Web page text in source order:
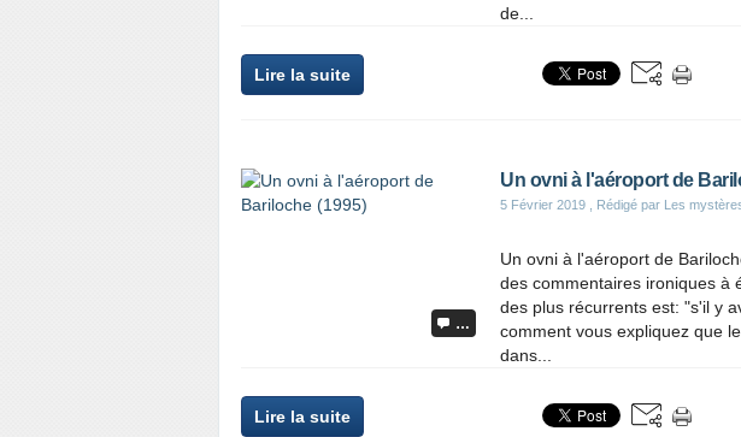
de...
Lire la suite
…
Un ovni à l'aéroport de
5 Février 2019 , Rédigé par Les
Un ovni à l'aéroport de
des commentaires ironiques à
des plus récurrents est: "s'il y
comment vous expliquez que
dans...
Lire la suite